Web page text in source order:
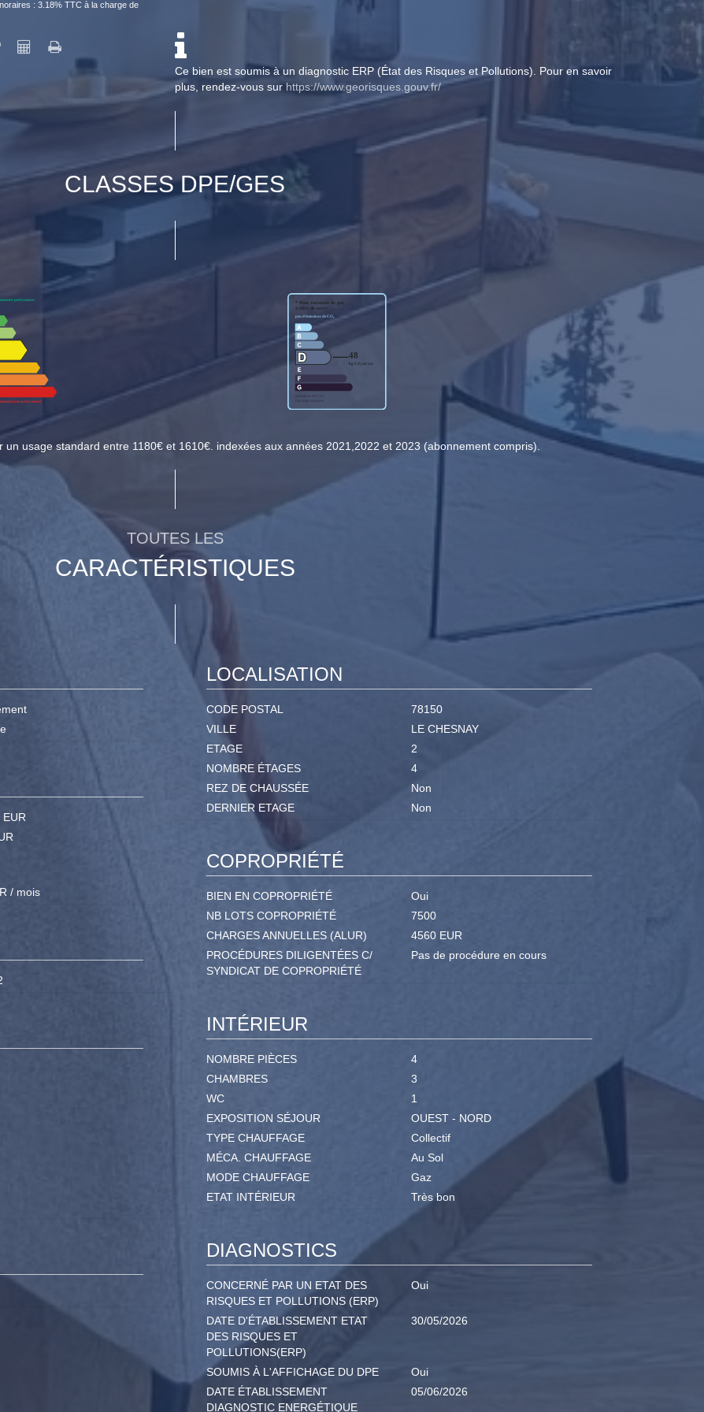
: 3.18% TTC à la charge de
CLASSES DPE/GES
usage standard entre 1180€ et 1610€. indexées aux années 2021,2022 et 2023 (abonnement compris).
Ce bien est soumis à un diagnostic ERP (État des Risques et Pollutions). Pour en savoir
plus, rendez-vous sur https://www.georisques.gouv.fr/
TOUTES LES
CARACTÉRISTIQUES
LOCALISATION
CODE POSTAL
78150
VILLE
LE CHESNAY
ETAGE
2
NOMBRE ÉTAGES
4
REZ DE CHAUSSÉE
Non
DERNIER ETAGE
Non
/ mois
COPROPRIÉTÉ
BIEN EN COPROPRIÉTÉ
Oui
NB LOTS COPROPRIÉTÉ
7500
CHARGES ANNUELLES (ALUR)
4560 EUR
PROCÉDURES DILIGENTÉES C/
SYNDICAT DE COPROPRIÉTÉ
Pas de procédure en cours
INTÉRIEUR
NOMBRE PIÈCES
4
CHAMBRES
3
WC
1
EXPOSITION SÉJOUR
OUEST - NORD
TYPE CHAUFFAGE
Collectif
MÉCA. CHAUFFAGE
Au Sol
MODE CHAUFFAGE
Gaz
ETAT INTÉRIEUR
Très bon
DIAGNOSTICS
CONCERNÉ PAR UN ETAT DES
RISQUES ET POLLUTIONS (ERP)
Oui
DATE D'ÉTABLISSEMENT ETAT
DES RISQUES ET
POLLUTIONS(ERP)
30/05/2026
SOUMIS À L'AFFICHAGE DU DPE
Oui
DATE ÉTABLISSEMENT
DIAGNOSTIC ENERGÉTIQUE
05/06/2026